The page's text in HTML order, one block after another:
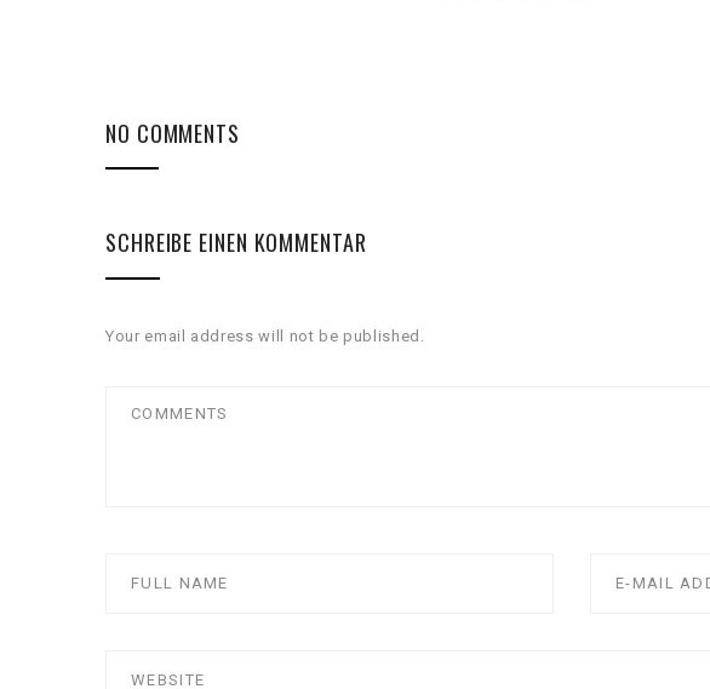
NO COMMENTS
SCHREIBE EINEN KOMMENTAR
Your email address will not be published.